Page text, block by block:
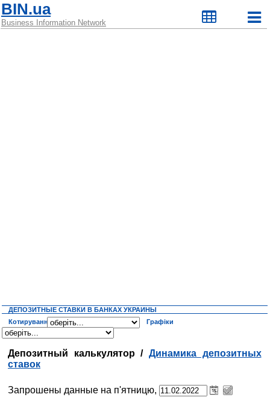
BIN.ua
Business Information Network
ДЕПОЗИТНЫЕ СТАВКИ В БАНКАХ УКРАИНЫ
Котирування
Графіки
Депозитный калькулятор / Динамика депозитных
ставок
Запрошены данные на п'ятницю,